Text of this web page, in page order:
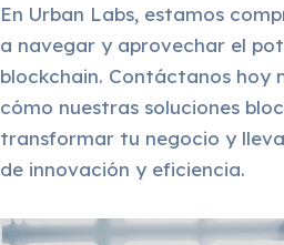
En Urban Labs, estamos
a navegar y aprovechar el
blockchain. Contáctanos hoy
cómo nuestras soluciones
transformar tu negocio y
de innovación y eficiencia.